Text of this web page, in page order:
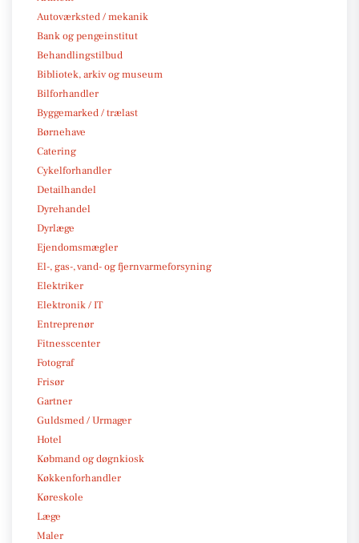
Autoværksted / mekanik
Bank og pengeinstitut
Behandlingstilbud
Bibliotek, arkiv og museum
Bilforhandler
Byggemarked / trælast
Børnehave
Catering
Cykelforhandler
Detailhandel
Dyrehandel
Dyrlæge
Ejendomsmægler
El-, gas-, vand- og fjernvarmeforsyning
Elektriker
Elektronik / IT
Entreprenør
Fitnesscenter
Fotograf
Frisør
Gartner
Guldsmed / Urmager
Hotel
Købmand og døgnkiosk
Køkkenforhandler
Køreskole
Læge
Maler